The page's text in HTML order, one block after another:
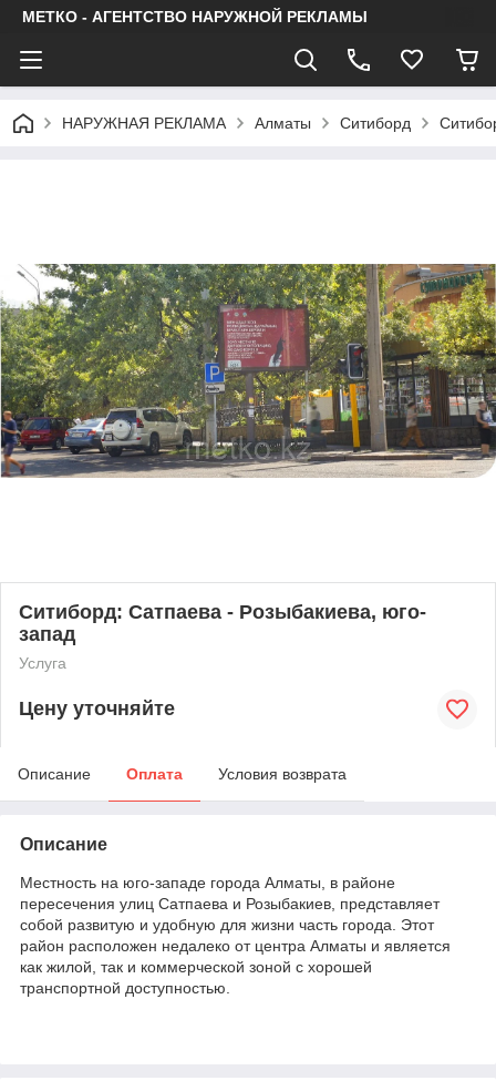
МЕТКО - АГЕНТСТВО НАРУЖНОЙ РЕКЛАМЫ
НАРУЖНАЯ РЕКЛАМА Алматы Ситиборд
Ситиборд: Сатпаева - Розыбакиева, юго-
запад
Услуга
Цену уточняйте
Описание Оплата Условия возврата
Описание
Местность на юго-западе города Алматы, в районе
пересечения улиц Сатпаева и Розыбакиев, представляет
собой развитую и удобную для жизни часть города. Этот
район расположен недалеко от центра Алматы и является
как жилой, так и коммерческой зоной с хорошей
транспортной доступностью.